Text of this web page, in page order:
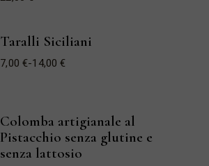
Taralli Siciliani
7,00€-14,00€
Fascia
a
14,00 €
Colomba artigianale al
Pistacchio senza glutine e
senza lattosio